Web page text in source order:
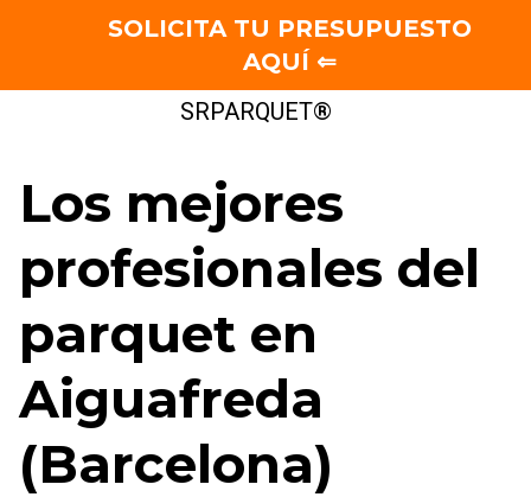
SRPARQUET®
Los mejores
profesionales del
parquet en
Aiguafreda
(Barcelona)
SOLICITA TU PRESUPUESTO
AQUÍ ⇐